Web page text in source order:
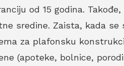
od 15 godina.
sredine. Zaista, kada se
za plafonsku
(apoteke, bolnice,